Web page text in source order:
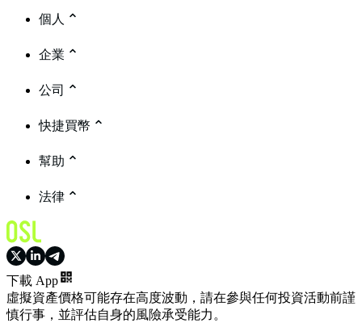
個人
企業
公司
快捷買幣
幫助
法律
下載 App
虛擬資產價格可能存在高度波動，請在參與任何投資活動前謹
慎行事，並評估自身的風險承受能力。